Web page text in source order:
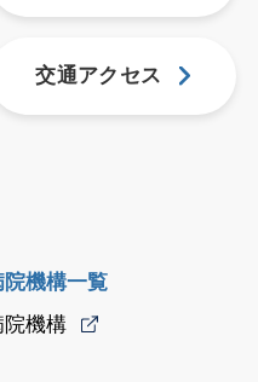
交通アクセス
機構一覧
機構